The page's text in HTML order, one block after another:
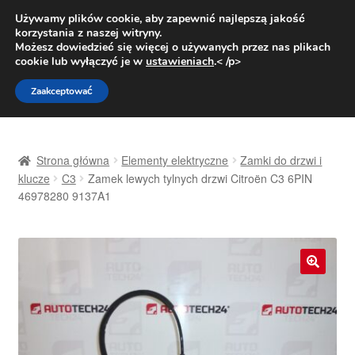
DOSTAWA od 31 zł
Pn.-pt. 9:00-16:00800 003 167
Przejdź
do
nawigacji
Przejdź
do
treści
Dostawa
Moje konto
Strona główna Elementy elektryczne
Zamki do drzwi i
klucze
C3
Zamek lewych tylnych drzwi Citroën C3 6PIN
46978280 9137A1
Używamy plików cookie, aby zapewnić najlepszą jakość
korzystania z naszej witryny.
Możesz dowiedzieć się więcej o używanych przez nas plikach
cookie lub wyłączyć je w ustawieniach.< /p>
Zaakceptować